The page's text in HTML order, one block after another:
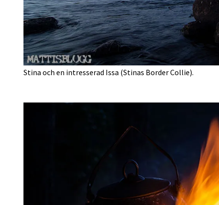
Stina och en intresserad Issa (Stinas Border Collie).